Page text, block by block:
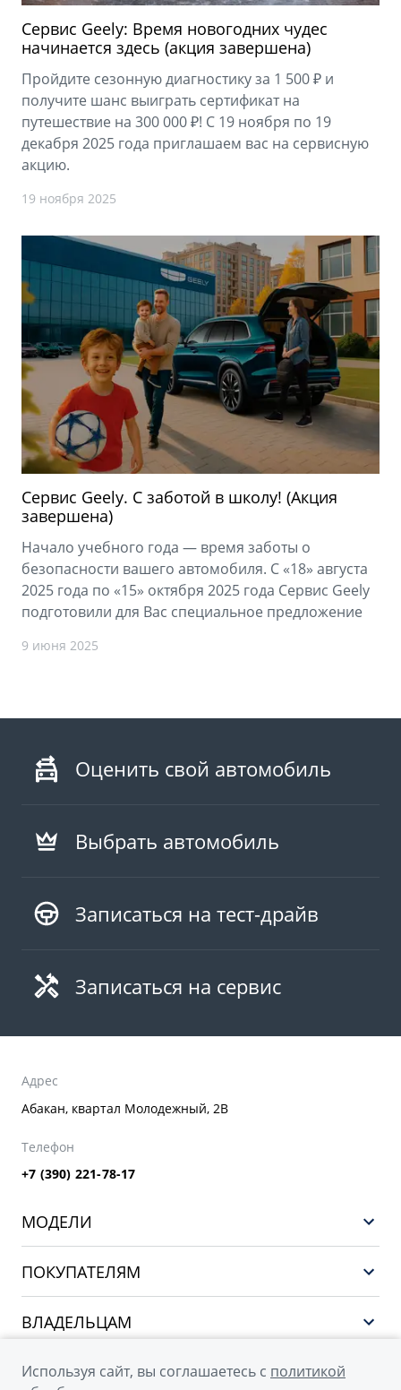
Сервис Geely: Время новогодних чудес
начинается здесь (акция завершена)
Пройдите сезонную диагностику за 1 500 ₽ и
получите шанс выиграть сертификат на
путешествие на 300 000 ₽! С 19 ноября по 19
декабря 2025 года приглашаем вас на сервисную
акцию.
19 ноября 2025
Сервис Geely. С заботой в школу! (Акция
завершена)
Начало учебного года — время заботы о
безопасности вашего автомобиля. С «18» августа
2025 года по «15» октября 2025 года Сервис Geely
подготовили для Вас специальное предложение
9 июня 2025
Оценить свой автомобиль
Выбрать автомобиль
Записаться на тест-драйв
Записаться на сервис
Адрес
Абакан, квартал Молодежный, 2В
Телефон
+7 (390) 221-78-17
МОДЕЛИ
EX5
CITYRAY
ПОКУПАТЕЛЯМ
Финансы и услуги
ВЛАДЕЛЬЦАМ
О КОМПАНИИ
Используя сайт, вы соглашаетесь с политикой